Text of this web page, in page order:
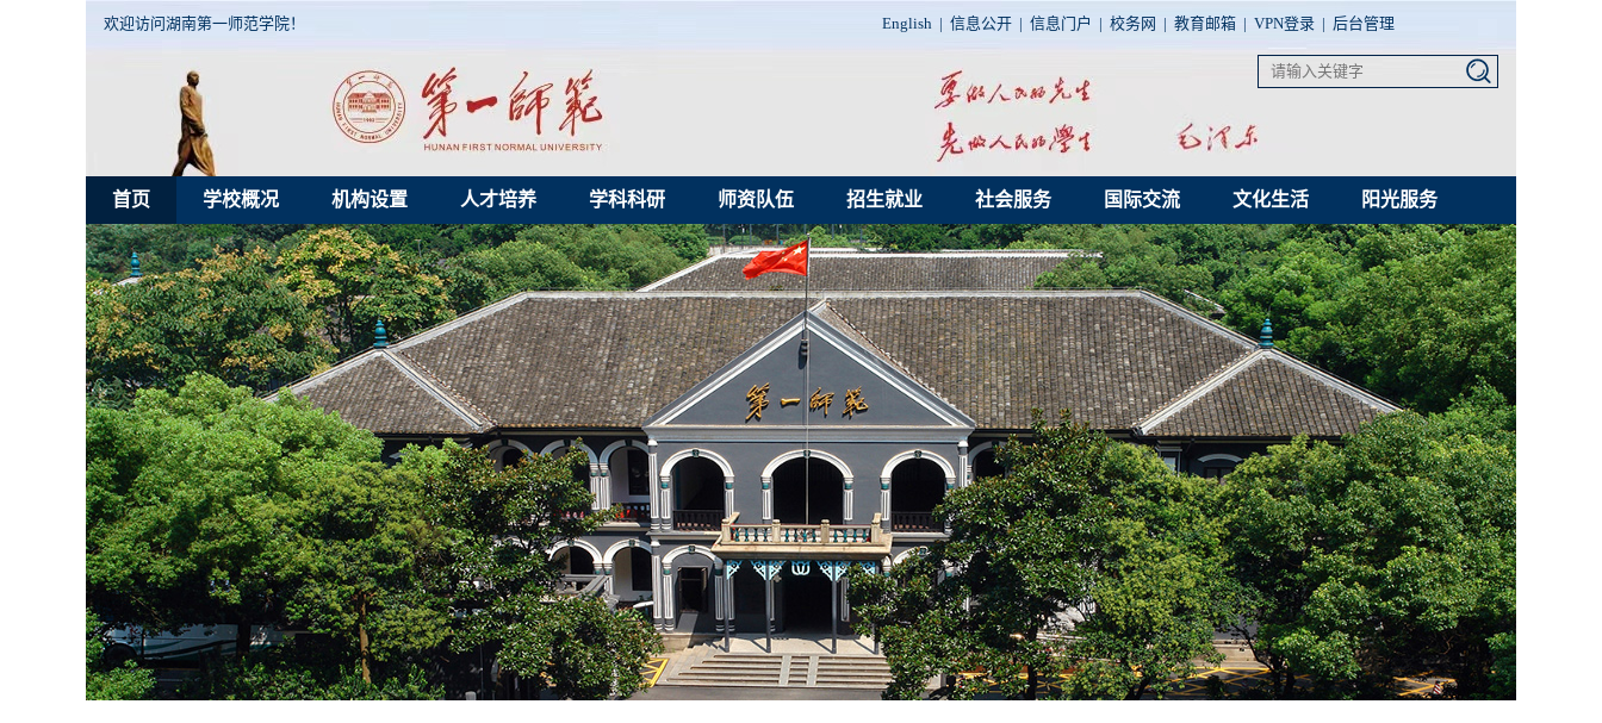
欢迎访问湖南第一师范学院！ English | 信息公开 | 信息门户 | 校务网 | 教育邮箱 | VPN登录 | 后台管理
首页 学校概况 机构设置 人才培养 学科科研 师资队伍 招生就业 社会服务 国际交流 文化生活 阳光服务